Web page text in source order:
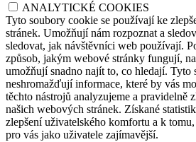
ANALYTICKÉ COOKIES
Tyto soubory cookie se používají ke
stránek. Umožňují nám rozpoznat a
sledovat, jak návštěvníci web používají.
způsob, jakým webové stránky fungují,
umožňují snadno najít to, co hledají. Tyto
neshromažďují informace, které by vás
těchto nástrojů analyzujeme a pravidelně
našich webových stránek. Získané
zlepšení uživatelského komfortu a k
pro vás jako uživatele zajímavější.